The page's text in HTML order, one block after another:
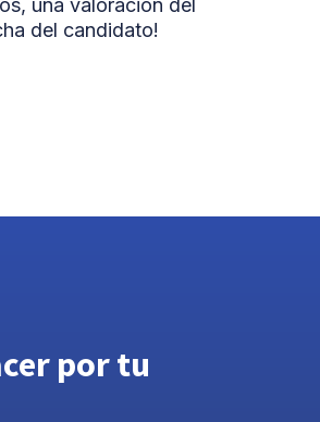
del candidato!
por tu